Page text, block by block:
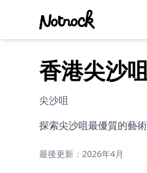
香港尖沙
尖沙咀
探索尖沙咀最優質的藝
最後更新：2026年4月